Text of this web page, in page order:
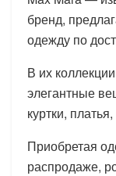
бренд,
одежду по
В их
элегантные
куртки,
Приобретая
распродаже,